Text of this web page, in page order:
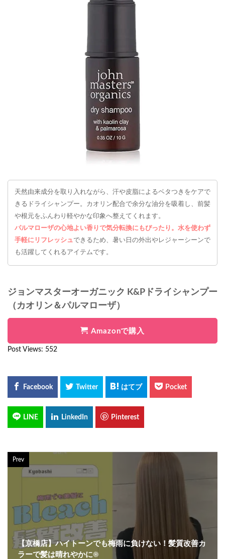
天然由来成分を取り入れながら、汗や皮脂によるベタつきをケアで
きるドライシャンプー。カオリン配合で余分な油分を吸着し、前髪
や根元をふんわり軽やかな印象へ整えてくれます。
パルマローザの心地よい香りで気分転換にもぴったり。水を使わず
手軽にリフレッシュできるため、暑い日の外出やレジャーシーンで
も活躍してくれるアイテムです。
ジョンマスターオーガニック K&Pドライシャンプー
（カオリン＆パルマローザ）
Amazonで購入
Post Views: 552
Prev
【京橋店】ハイトーンでも梅雨に負けない！髪質改善カ
ラーで髪は晴れやかに☀️